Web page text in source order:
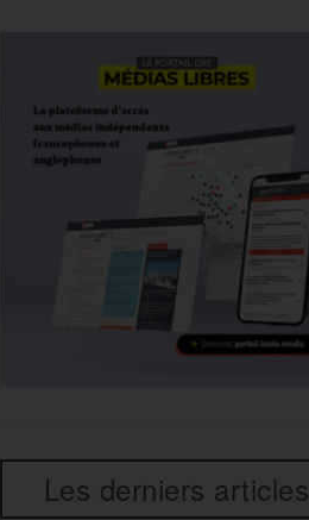
Les derniers articles